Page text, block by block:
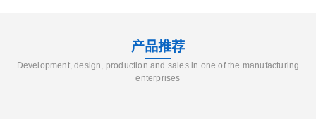
产品推荐
Development, design, production and sales in one of the manufacturing
enterprises